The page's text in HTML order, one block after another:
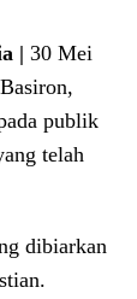
| 30 Mei
publik
telah
dibiarkan